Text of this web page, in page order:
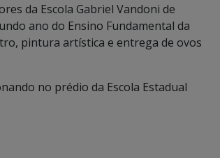
da Escola Gabriel Vandoni de
ano do Ensino Fundamental da
pintura artística e entrega de ovos
no prédio da Escola Estadual